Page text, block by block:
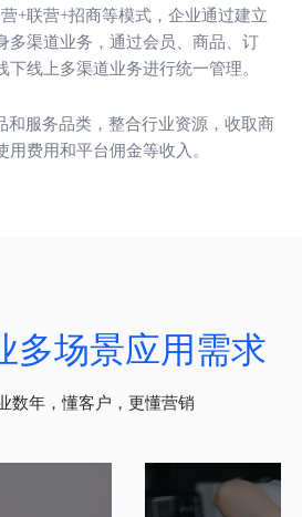
+联营+招商等模式，企业通过建立
多渠道业务，通过会员、商品、订
线上多渠道业务进行统一管理。
和服务品类，整合行业资源，收取商
费用和平台佣金等收入。
多场景应用需求
数年，懂客户，更懂营销